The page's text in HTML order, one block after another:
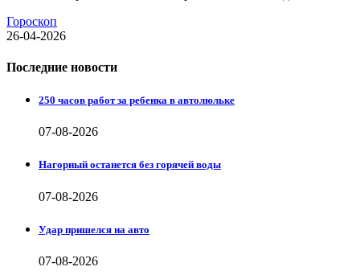
Гороскоп
26-04-2026
Последние новости
250 часов работ за ребенка в автолюльке
07-08-2026
Нагорный останется без горячей воды
07-08-2026
Удар пришелся на авто
07-08-2026